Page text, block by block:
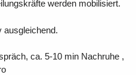
werden mobilisiert.
ausgleichend.
ca. 5-10 min Nachruhe ,